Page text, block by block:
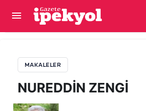
MAKALELER
NUREDDİN ZENGİ
NUREDDİN ZENGİ